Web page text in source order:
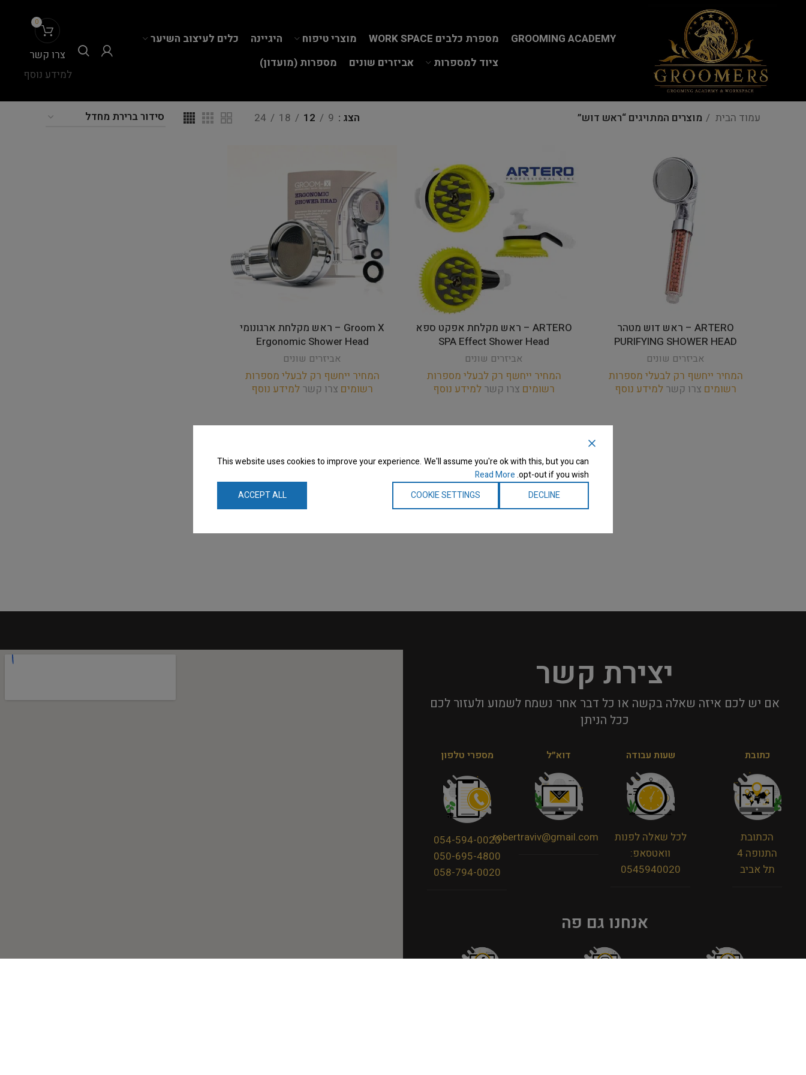
GROOMING ACADEMY מספרת כלבים WORK SPACE מוצרי טיפוח היגיינה
כלים לעיצוב השיער
ציוד למספרות
אביזרים שונים מספרות (מועדון)
0
צרו קשר
למידע נוסף
עמוד הבית מוצרים המתויגים “ראש דוש” הצג 9
12
18
24
ARTERO – ראש דוש מטהר
PURIFYING SHOWER HEAD
אביזרים שונים
המחיר ייחשף רק לבעלי מספרות
רשומים צרו קשר למידע נוסף
ARTERO – ראש מקלחת אפקט ספא
SPA Effect Shower Head
אביזרים שונים
המחיר ייחשף רק לבעלי מספרות
רשומים צרו קשר למידע נוסף
Groom X – ראש מקלחת ארגונומי
Ergonomic Shower Head
אביזרים שונים
המחיר ייחשף רק לבעלי מספרות
רשומים צרו קשר למידע נוסף
יצירת קשר
אם יש לכם איזה שאלה בקשה או כל דבר אחר נשמח לשמוע ולעזור לכם
ככל הניתן​
כתובת
הכתובת
התנופה 4
תל אביב
שעות עבודה
לכל שאלה לפנות
וואטסאפ:
0545940020
דוא״ל
robertraviv@gmail.com
מספרי טלפון
054-594-0020
050-695-4800
058-794-0020
אנחנו גם פה
This website uses cookies to improve your experience. We'll assume you're ok with this, but you can
opt-out if you wish.
Read More
DECLINE
COOKIE SETTINGS
ACCEPT ALL